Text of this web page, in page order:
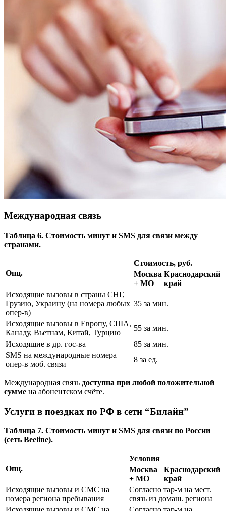
Международная связь
Таблица 6. Стоимость минут и SMS для связи между
странами.
Опц.
Стоимость, руб.
Москва
+ МО
Краснодарский
край
Исходящие вызовы в страны СНГ,
Грузию, Украину (на номера любых
опер-в)
35 за мин.
Исходящие вызовы в Европу, США,
Канаду, Вьетнам, Китай, Турцию
55 за мин.
Исходящие в др. гос-ва
85 за мин.
SMS на международные номера
опер-в моб. связи
8 за ед.
Международная связь доступна при любой положительной
сумме на абонентском счёте.
Услуги в поездках по РФ в сети “Билайн”
Таблица 7. Стоимость минут и SMS для связи по России
(сеть Beeline).
Опц.
Условия
Москва
+ МО
Краснодарский
край
Исходящие вызовы и СМС на
номера региона пребывания
Согласно тар-м на мест.
связь из домаш. региона